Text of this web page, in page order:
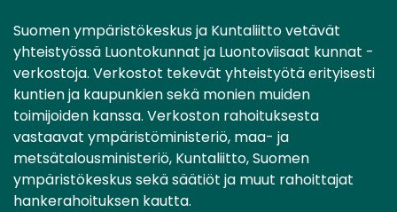
Suomen ympäristökeskus ja Kuntaliitto vetävät
yhteistyössä Luontokunnat ja Luontoviisaat kunnat -
verkostoja. Verkostot tekevät yhteistyötä erityisesti
kuntien ja kaupunkien sekä monien muiden
toimijoiden kanssa. Verkoston rahoituksesta
vastaavat ympäristöministeriö, maa- ja
metsätalousministeriö, Kuntaliitto, Suomen
ympäristökeskus sekä säätiöt ja muut rahoittajat
hankerahoituksen kautta.